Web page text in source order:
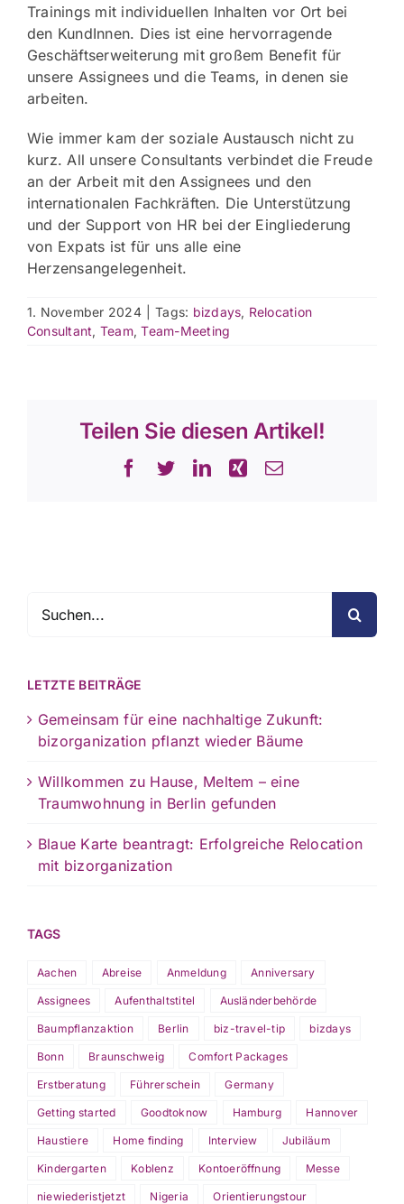
Trainings mit individuellen Inhalten vor Ort bei
den KundInnen. Dies ist eine hervorragende
Geschäftserweiterung mit großem Benefit für
unsere Assignees und die Teams, in denen sie
arbeiten.
Wie immer kam der soziale Austausch nicht zu
kurz. All unsere Consultants verbindet die Freude
an der Arbeit mit den Assignees und den
internationalen Fachkräften. Die Unterstützung
und der Support von HR bei der Eingliederung
von Expats ist für uns alle eine
Herzensangelegenheit.
1. November 2024 Tags: bizdays, Relocation
Consultant, Team,Team-Meeting
Teilen Sie diesen Artikel!
Facebook
TwitterLinkedIn
XingE-
nach:
LETZTE BEITRÄGE
Gemeinsam für eine nachhaltige Zukunft:
bizorganization pflanzt wieder Bäume
Willkommen zu Hause, Meltem – eine
Traumwohnung in Berlin gefunden
Blaue Karte beantragt: Erfolgreiche Relocation
mit bizorganization
TAGS
Aachen Abreise Anmeldung Anniversary
Assignees Aufenthaltstitel Ausländerbehörde
Baumpflanzaktion Berlin biz-travel-tip bizdays
Bonn Braunschweig Comfort Packages
Erstberatung Führerschein Germany
Getting started Goodtoknow Hamburg Hannover
Haustiere Home finding Interview Jubiläum
Kindergarten Koblenz Kontoeröffnung Messe
niewiederistjetzt Nigeria Orientierungstour